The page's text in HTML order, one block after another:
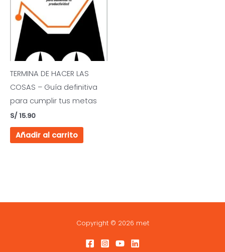
TERMINA DE HACER LAS
COSAS – Guía definitiva
para cumplir tus metas
S/15.90
Añadir al carrito
Copyright © 2026 met